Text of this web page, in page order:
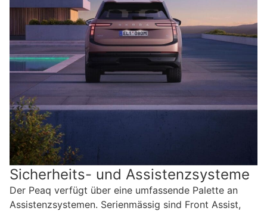
Sicherheits- und Assistenzsysteme
Der Peaq verfügt über eine umfassende Palette an
Assistenzsystemen. Serienmässig sind Front Assist,